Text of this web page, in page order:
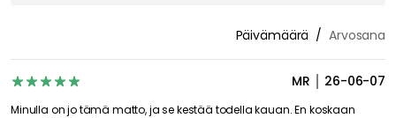
Päivämäärä Arvosana
MR 26-06-07
Minulla on jo tämä matto, ja se kestää todella kauan. En koskaan